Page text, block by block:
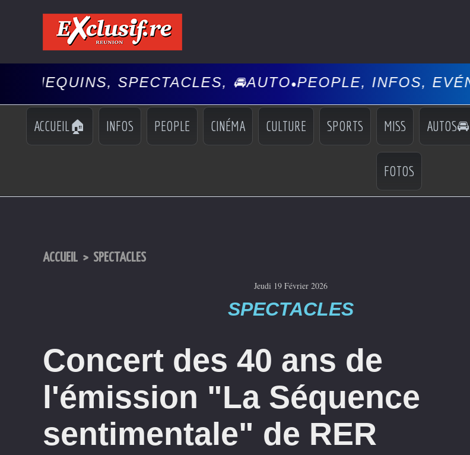
🚘AUTO•PEOPLE, INFOS, EVÉNEMENTS,
ACCUEIL🏠 INFOS PEOPLE CINÉMA CULTURE SPORTS MISS AUTOS🚘
FOTOS
ACCUEIL > SPECTACLES
Jeudi 19 Février 2026
SPECTACLES
Concert des 40 ans de
l'émission "La Séquence
sentimentale" de RER